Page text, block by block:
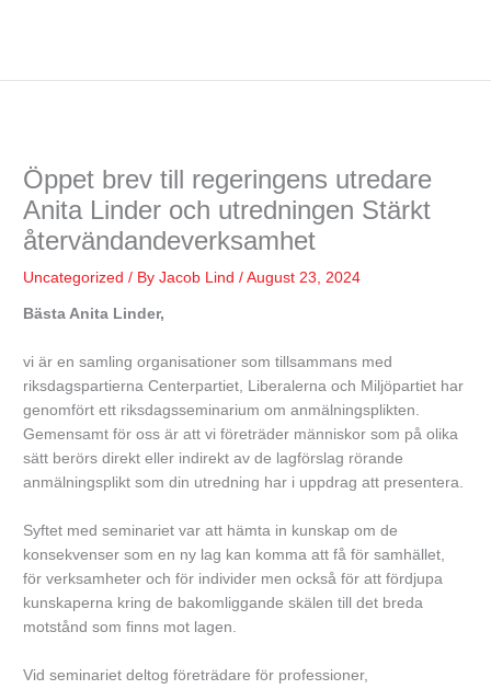
Öppet brev till regeringens utredare
Anita Linder och utredningen Stärkt
återvändandeverksamhet
Uncategorized / ByJacob Lind/August 23, 2024
Bästa Anita Linder,
vi är en samling organisationer som tillsammans med
riksdagspartierna Centerpartiet, Liberalerna och Miljöpartiet har
genomfört ett riksdagsseminarium om anmälningsplikten.
Gemensamt för oss är att vi företräder människor som på olika
sätt berörs direkt eller indirekt av de lagförslag rörande
anmälningsplikt som din utredning har i uppdrag att presentera.
Syftet med seminariet var att hämta in kunskap om de
konsekvenser som en ny lag kan komma att få för samhället,
för verksamheter och för individer men också för att fördjupa
kunskaperna kring de bakomliggande skälen till det breda
motstånd som finns mot lagen.
Vid seminariet deltog företrädare för professioner,